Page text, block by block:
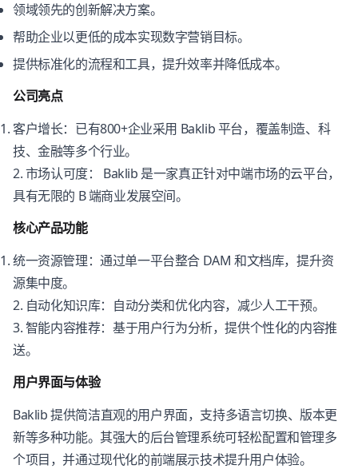
领域领先的创新解决方案。
帮助企业以更低的成本实现数字营销目标。
提供标准化的流程和工具，提升效率并降低成本。
公司亮点
客户增长：已有800+企业采用 Baklib 平台，覆盖制造、科
技、金融等多个行业。
2. 市场认可度： Baklib 是一家真正针对中端市场的云平台，
具有无限的 B 端商业发展空间。
核心产品功能
统一资源管理：通过单一平台整合 DAM 和文档库，提升资
源集中度。
2. 自动化知识库：自动分类和优化内容，减少人工干预。
3. 智能内容推荐：基于用户行为分析，提供个性化的内容推
送。
用户界面与体验
Baklib 提供简洁直观的用户界面，支持多语言切换、版本更
新等多种功能。其强大的后台管理系统可轻松配置和管理多
个项目，并通过现代化的前端展示技术提升用户体验。